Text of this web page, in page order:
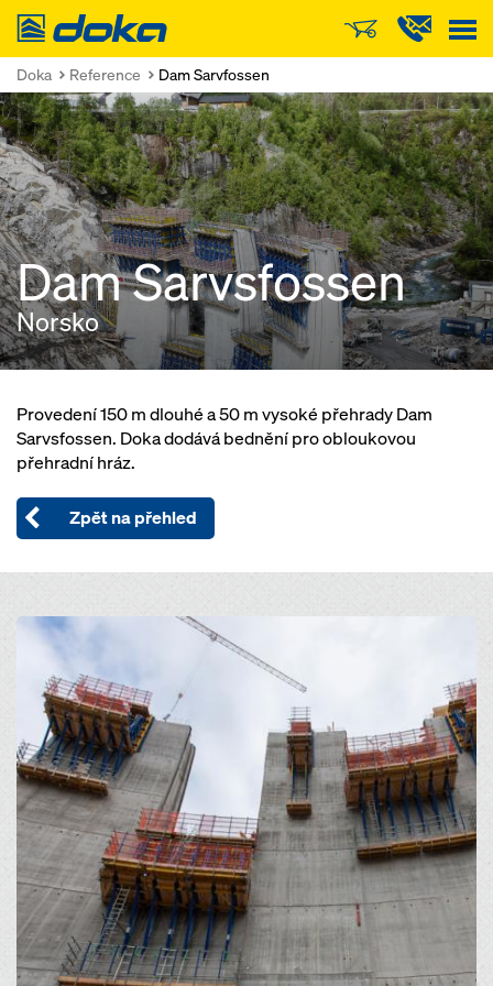
Doka
Doka Reference Dam Sarvfossen
Dam Sarvsfossen
Norsko
Provedení 150 m dlouhé a 50 m vysoké přehrady Dam
Sarvsfossen. Doka dodává bednění pro obloukovou
přehradní hráz.
Zpět na přehled
Open